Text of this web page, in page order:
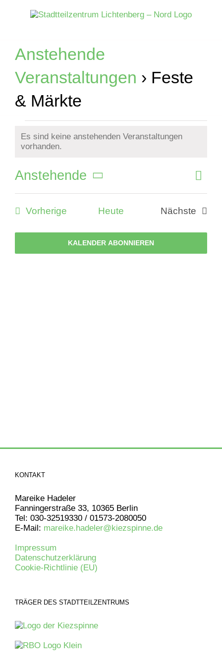
Anstehende
Veranstaltungen › Feste
& Märkte
Veranstaltungen
Hinweis
Es sind keine anstehenden Veranstaltungen
vorhanden.
Liste
Anstehende
Datum
wählen.
Vorherige Veranstaltungen
Heute
Nächste
KALENDER ABONNIEREN
KONTAKT
Mareike Hadeler
Fanningerstraße 33, 10365 Berlin
Tel: 030-32519330 / 01573-2080050
E-Mail: mareike.hadeler@kiezspinne.de
Impressum
Datenschutzerklärung
Cookie-Richtlinie (EU)
TRÄGER DES STADTTEILZENTRUMS